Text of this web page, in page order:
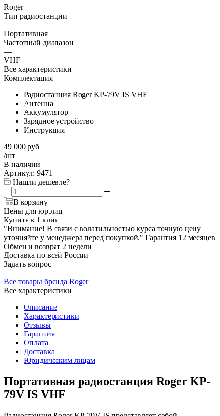
Roger
Тип радиостанции
—
Портативная
Частотный диапазон
—
VHF
Все характеристики
Комплектация
Радиостанция Roger KP-79V IS VHF
Антенна
Аккумулятор
Зарядное устройство
Инструкция
49 000 руб
/шт
В наличии
Артикул: 9471
Нашли дешевле?
В корзину
Цены для юр.лиц
Купить в 1 клик
"Внимание! В связи с волатильностью курса точную цену
уточняйте у менеджера перед покупкой." Гарантия 12 месяцев
Обмен и возврат 2 недели
Доставка по всей России
Задать вопрос
Все товары бренда Roger
Все характеристики
Описание
Характеристики
Отзывы
Гарантия
Оплата
Доставка
Юридическим лицам
Портативная радиостанция Roger KP-
79V IS VHF